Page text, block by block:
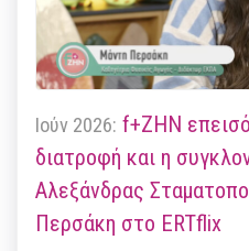
Ιούν 2026: f+ΖΗΝ
διατροφή και η
Αλεξάνδρας
Περσάκη στο ERTflix